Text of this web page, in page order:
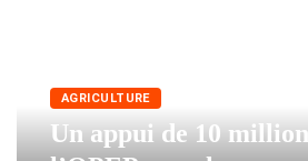
AGRICULTURE
Un appui de 10